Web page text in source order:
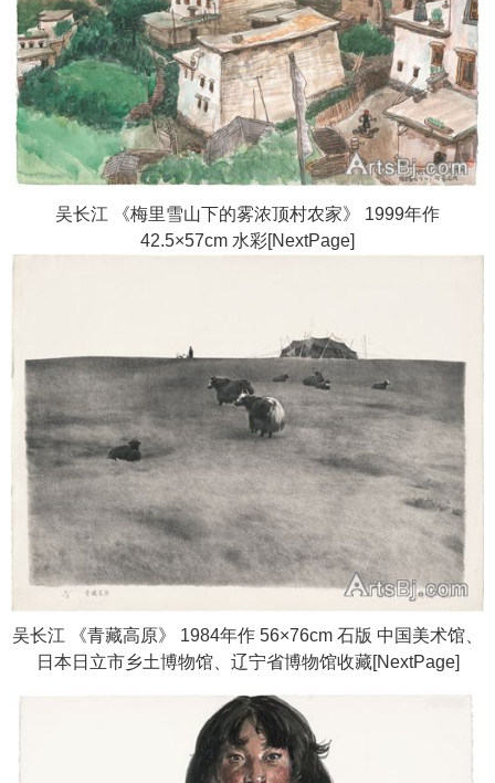
吴长江 《梅里雪山下的雾浓顶村农家》 1999年作
42.5×57cm 水彩[NextPage]
吴长江 《青藏高原》 1984年作 56×76cm 石版 中国美术馆、
日本日立市乡土博物馆、辽宁省博物馆收藏[NextPage]